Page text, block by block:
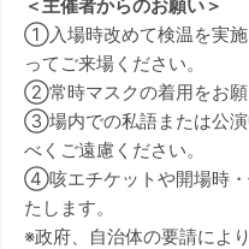
＜主催者からのお願い＞
①入場時改めて検温を実施
ってご来場ください。
②常時マスクの着用をお願
③場内での私語または公演
べくご遠慮ください。
④咳エチケットや開場時・
たします。
※政府、自治体の要請によ